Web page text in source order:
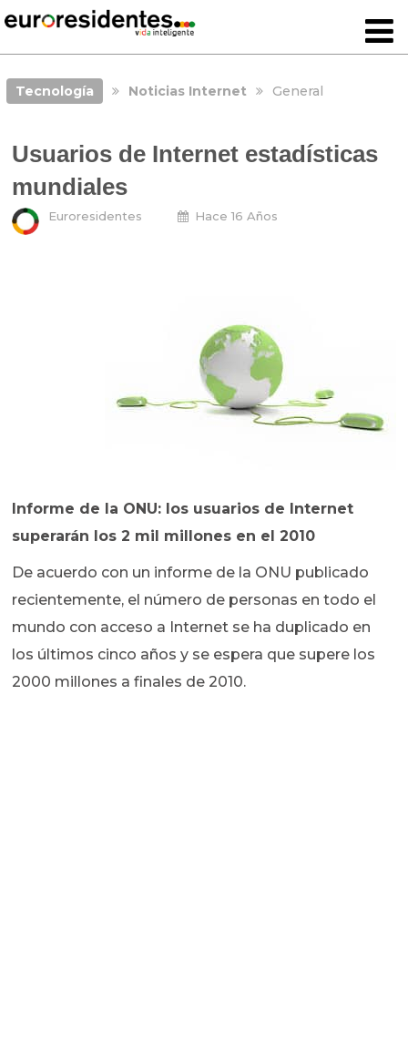
Tecnología Noticias Internet General
Usuarios de Internet estadísticas
mundiales
Euroresidentes Hace 16 Años
Informe de la ONU: los usuarios de Internet
superarán los 2 mil millones en el 2010
De acuerdo con un informe de la ONU publicado
recientemente, el número de personas en todo el
mundo con acceso a Internet se ha duplicado en
los últimos cinco años y se espera que supere los
2000 millones a finales de 2010.